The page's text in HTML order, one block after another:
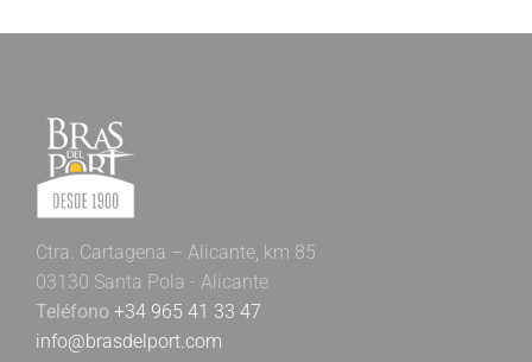
Ctra. Cartagena – Alicante, km 85
03130 Santa Pola - Alicante
Teléfono +34 965 41 33 47
info@brasdelport.com